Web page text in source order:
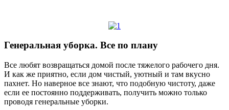
Генеральная уборка. Все по плану
Все любят возвращаться домой после тяжелого рабочего дня.
И как же приятно, если дом чистый, уютный и там вкусно
пахнет. Но наверное все знают, что подобную чистоту, даже
если ее постоянно поддерживать, получить можно только
проводя генеральные уборки.